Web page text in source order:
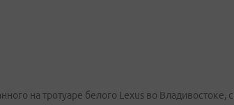
на тротуаре белого Lexus во